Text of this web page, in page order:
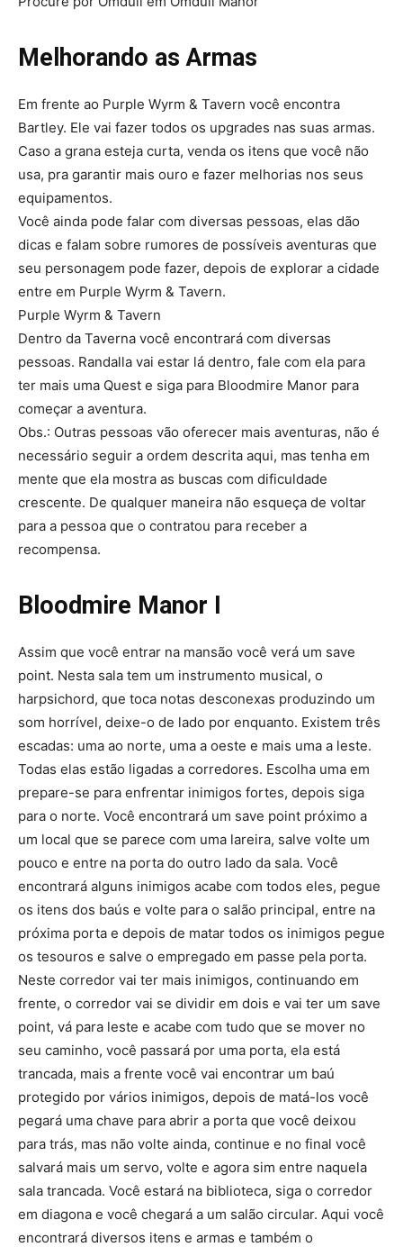
Melhorando as Armas
Em frente ao Purple Wyrm & Tavern você encontra
Bartley. Ele vai fazer todos os upgrades nas suas armas.
Caso a grana esteja curta, venda os itens que você não
usa, pra garantir mais ouro e fazer melhorias nos seus
equipamentos.
Você ainda pode falar com diversas pessoas, elas dão
dicas e falam sobre rumores de possí­veis aventuras que
seu personagem pode fazer, depois de explorar a cidade
entre em Purple Wyrm & Tavern.
Purple Wyrm & Tavern
Dentro da Taverna você encontrará com diversas
pessoas. Randalla vai estar lá dentro, fale com ela para
ter mais uma Quest e siga para Bloodmire Manor para
começar a aventura.
Obs.: Outras pessoas vão oferecer mais aventuras, não é
necessário seguir a ordem descrita aqui, mas tenha em
mente que ela mostra as buscas com dificuldade
crescente. De qualquer maneira não esqueça de voltar
para a pessoa que o contratou para receber a
recompensa.
Bloodmire Manor I
Assim que você entrar na mansão você verá um save
point. Nesta sala tem um instrumento musical, o
harpsichord, que toca notas desconexas produzindo um
som horrí­vel, deixe-o de lado por enquanto. Existem três
escadas: uma ao norte, uma a oeste e mais uma a leste.
Todas elas estão ligadas a corredores. Escolha uma em
prepare-se para enfrentar inimigos fortes, depois siga
para o norte. Você encontrará um save point próximo a
um local que se parece com uma lareira, salve volte um
pouco e entre na porta do outro lado da sala. Você
encontrará alguns inimigos acabe com todos eles, pegue
os itens dos baús e volte para o salão principal, entre na
próxima porta e depois de matar todos os inimigos pegue
os tesouros e salve o empregado em passe pela porta.
Neste corredor vai ter mais inimigos, continuando em
frente, o corredor vai se dividir em dois e vai ter um save
point, vá para leste e acabe com tudo que se mover no
seu caminho, você passará por uma porta, ela está
trancada, mais a frente você vai encontrar um baú
protegido por vários inimigos, depois de matá-los você
pegará uma chave para abrir a porta que você deixou
para trás, mas não volte ainda, continue e no final você
salvará mais um servo, volte e agora sim entre naquela
sala trancada. Você estará na biblioteca, siga o corredor
em diagona e você chegará a um salão circular. Aqui você
encontrará diversos itens e armas e também o